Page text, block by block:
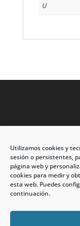
Utilizamos cookies y
sesión o persistentes,
página web y
cookies para medir y
esta web. Puedes
continuación.
U
Dirección: C/
Oro
CP: 33209,
Teléfono: